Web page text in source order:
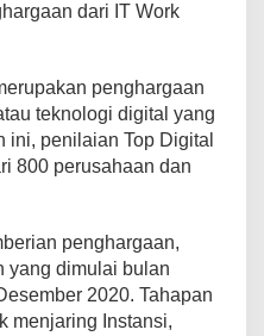
dari IT Work
penghargaan
teknologi digital yang
ini, penilaian Top Digital
800 perusahaan dan
penghargaan,
yang dimulai bulan
2020. Tahapan
menjaring Instansi,